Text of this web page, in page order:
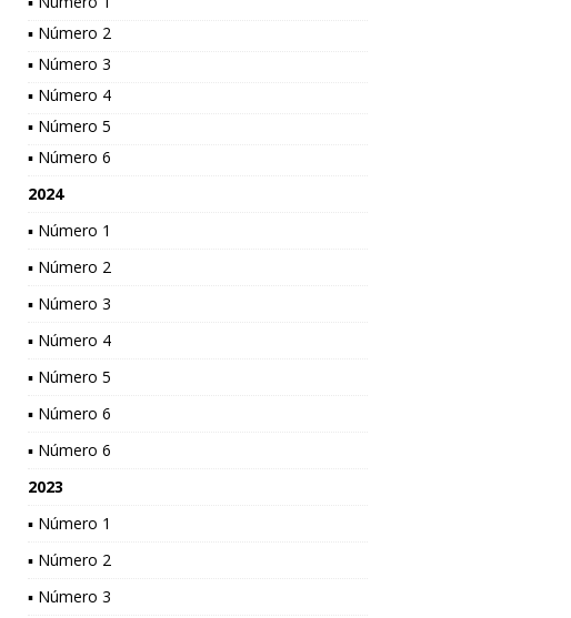
▪ Número 2
▪ Número 3
▪ Número 4
▪ Número 5
▪ Número 6
2024
▪ Número 1
▪ Número 2
▪ Número 3
▪ Número 4
▪ Número 5
▪ Número 6
▪ Número 6
2023
▪ Número 1
▪ Número 2
▪ Número 3